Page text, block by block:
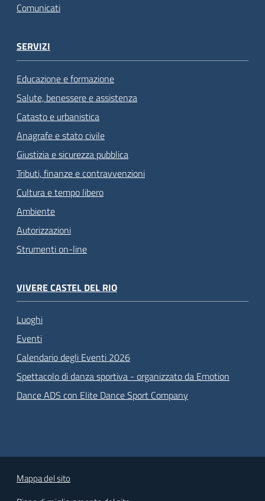
Comunicati
SERVIZI
Educazione e formazione
Salute, benessere e assistenza
Catasto e urbanistica
Anagrafe e stato civile
Giustizia e sicurezza pubblica
Tributi, finanze e contravvenzioni
Cultura e tempo libero
Ambiente
Autorizzazioni
Strumenti on-line
VIVERE CASTEL DEL RIO
Luoghi
Eventi
Calendario degli Eventi 2026
Spettacolo di danza sportiva - organizzato da Emotion
Dance ADS con Elite Dance Sport Company
Mappa del sito